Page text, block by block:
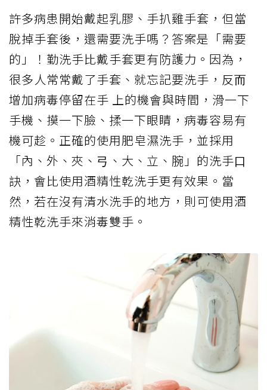
許多病患開始戴起乳膠、⼿扒雞⼿套，但當
脫掉⼿套後，還需要洗⼿嗎？答案是「需要
的」！勤洗⼿比戴⼿套更有防護⼒。因為，
很多⼈常常戴了⼿套、就忘記要洗⼿，反⽽
增加病毒停留在⼿ 上的機會與時間，滑⼀下
⼿機、摸⼀下臉、揉⼀下眼睛，病毒容易有
機可趁。正確的使⽤肥皂濕洗⼿，並採⽤
「內、外、夾、⼸、⼤、立、腕」的洗⼿⼝
訣，會比使⽤酒精性乾洗⼿更有效果。當
然，若在沒有清水洗手的地⽅，則可使⽤酒
精性乾洗⼿來消毒雙⼿。